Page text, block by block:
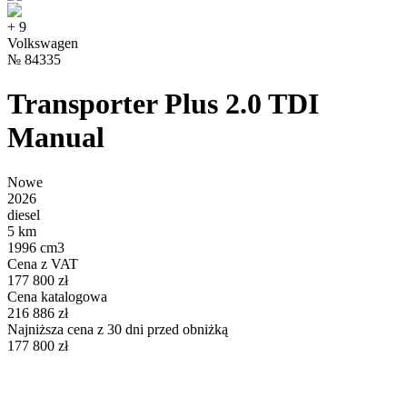
+ 9
Volkswagen
№ 84335
Transporter Plus 2.0 TDI
Manual
Nowe
2026
diesel
5 km
1996 cm3
Cena z VAT
177 800 zł
Cena katalogowa
216 886 zł
Najniższa cena z 30 dni przed obniżką
177 800 zł